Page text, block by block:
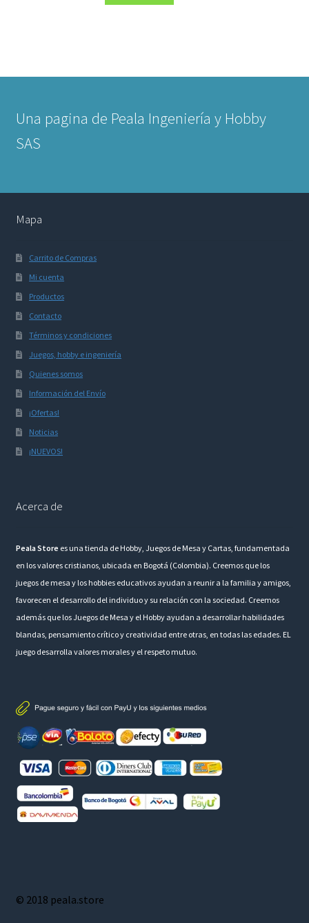
Una pagina de Peala Ingeniería y Hobby
SAS
Mapa
Carrito de Compras
Mi cuenta
Productos
Contacto
Términos y condiciones
Juegos, hobby e ingeniería
Quienes somos
Información del Envío
¡Ofertas!
Noticias
¡NUEVOS!
Acerca de
Peala Store es una tienda de Hobby, Juegos de Mesa y Cartas, fundamentada
en los valores cristianos, ubicada en Bogotá (Colombia). Creemos que los
juegos de mesa y los hobbies educativos ayudan a reunir a la familia y amigos,
favorecen el desarrollo del individuo y su relación con la sociedad. Creemos
además que los Juegos de Mesa y el Hobby ayudan a desarrollar habilidades
blandas, pensamiento crítico y creatividad entre otras, en todas las edades. EL
juego desarrolla valores morales y el respeto mutuo.
© 2018 peala.store